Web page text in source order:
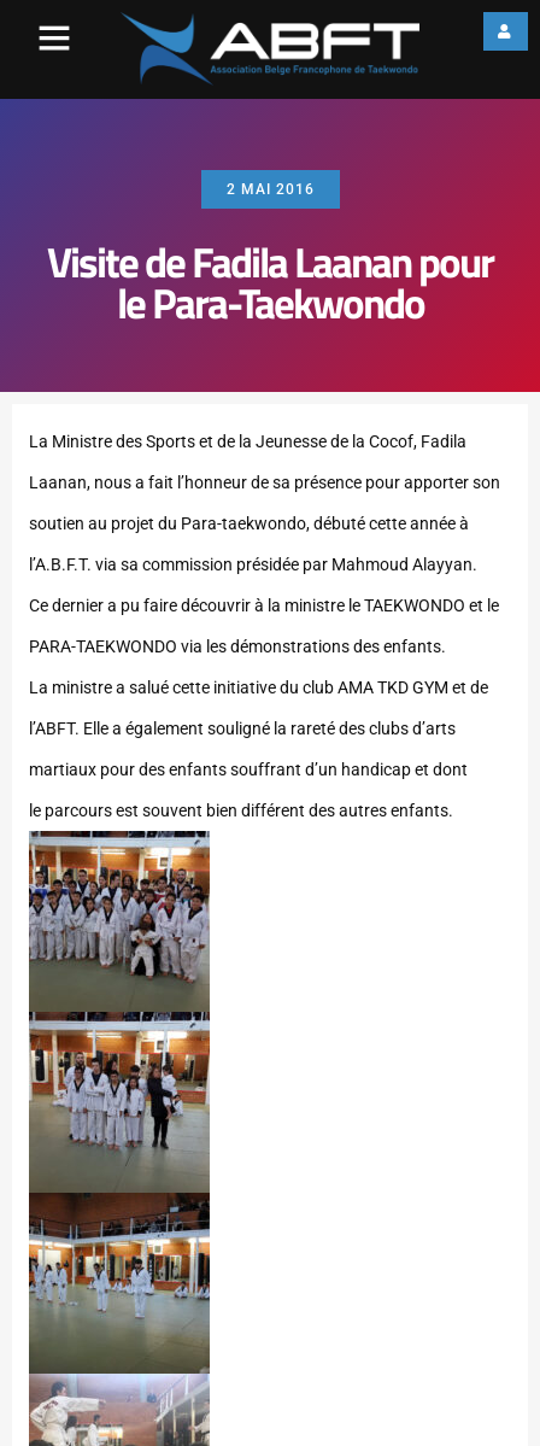
2 MAI 2016
Visite de Fadila Laanan pour
le Para-Taekwondo
La Ministre des Sports et de la Jeunesse de la Cocof, Fadila
Laanan, nous a fait l’honneur de sa présence pour apporter son
soutien au projet du Para-taekwondo, débuté cette année à
l’A.B.F.T. via sa commission présidée par Mahmoud Alayyan.
Ce dernier a pu faire découvrir à la ministre le TAEKWONDO et le
PARA-TAEKWONDO via les démonstrations des enfants.
La ministre a salué cette initiative du club AMA TKD GYM et de
l’ABFT. Elle a également souligné la rareté des clubs d’arts
martiaux pour des enfants souffrant d’un handicap et dont
le parcours est souvent bien différent des autres enfants.